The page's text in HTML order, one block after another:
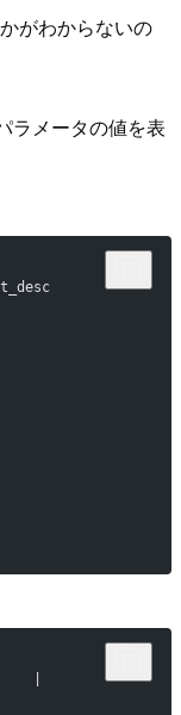
がわからないの
ラメータの値を表
|